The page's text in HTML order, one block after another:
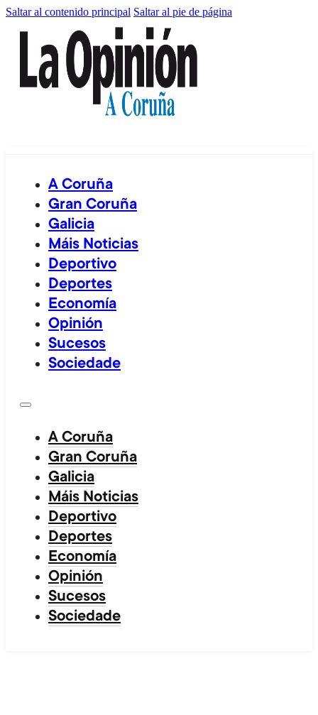
Saltar al contenido principal Saltar al pie de página
A Coruña
Gran Coruña
Galicia
Máis Noticias
Deportivo
Deportes
Economía
Opinión
Sucesos
Sociedade
A Coruña
Gran Coruña
Galicia
Máis Noticias
Deportivo
Deportes
Economía
Opinión
Sucesos
Sociedade